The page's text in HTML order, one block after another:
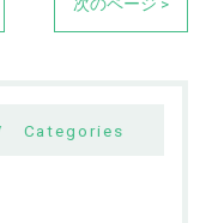
Categories